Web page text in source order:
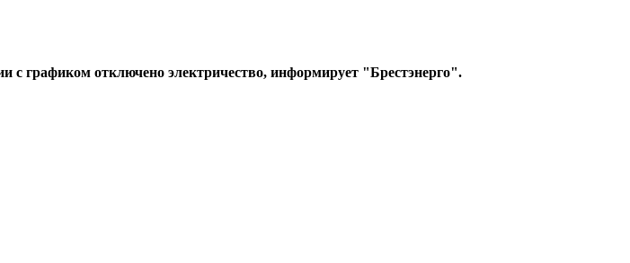
с графиком отключено электричество, информирует "Брестэнерго".